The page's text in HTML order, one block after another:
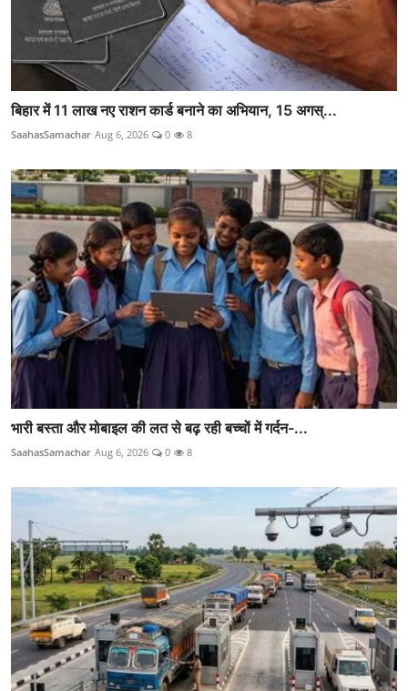
बिहार में 11 लाख नए राशन कार्ड बनाने का अभियान, 15 अगस्...
SaahasSamachar Aug 6, 2026 0 8
भारी बस्ता और मोबाइल की लत से बढ़ रही बच्चों में गर्दन-...
SaahasSamachar Aug 6, 2026 0 8